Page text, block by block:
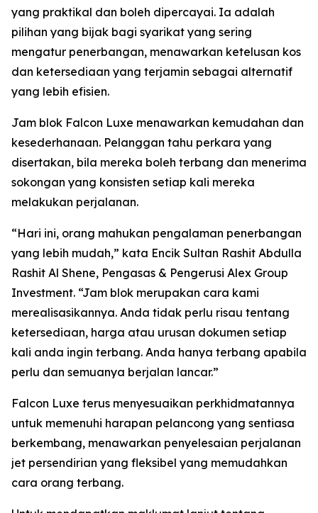
yang praktikal dan boleh dipercayai. Ia adalah
pilihan yang bijak bagi syarikat yang sering
mengatur penerbangan, menawarkan ketelusan kos
dan ketersediaan yang terjamin sebagai alternatif
yang lebih efisien.
Jam blok Falcon Luxe menawarkan kemudahan dan
kesederhanaan. Pelanggan tahu perkara yang
disertakan, bila mereka boleh terbang dan menerima
sokongan yang konsisten setiap kali mereka
melakukan perjalanan.
“Hari ini, orang mahukan pengalaman penerbangan
yang lebih mudah,” kata Encik Sultan Rashit Abdulla
Rashit Al Shene, Pengasas & Pengerusi Alex Group
Investment. “Jam blok merupakan cara kami
merealisasikannya. Anda tidak perlu risau tentang
ketersediaan, harga atau urusan dokumen setiap
kali anda ingin terbang. Anda hanya terbang apabila
perlu dan semuanya berjalan lancar.”
Falcon Luxe terus menyesuaikan perkhidmatannya
untuk memenuhi harapan pelancong yang sentiasa
berkembang, menawarkan penyelesaian perjalanan
jet persendirian yang fleksibel yang memudahkan
cara orang terbang.